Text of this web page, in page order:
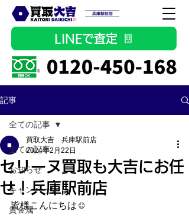
LINEで査定
記事
全ての記事
お知らせ
キャンペーン
貴金属
全ての記事
セリーヌ買取も大吉にお任
せ！兵庫駅前店
買取大吉 兵庫駅前店
2024年2月22日
皆様こんにちは☺